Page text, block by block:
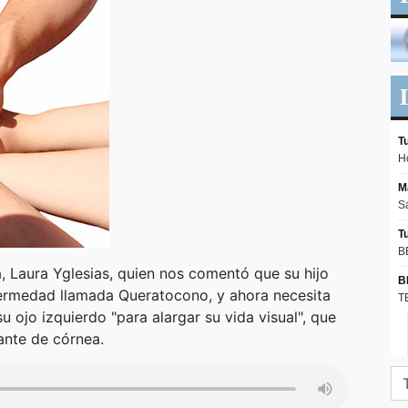
Yglesias, quien nos comentó que su hijo
llamada Queratocono, y ahora necesita
ojo izquierdo "para alargar su vida visual", que
de córnea.